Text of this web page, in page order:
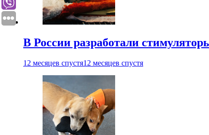
В России разработали
12 месяцев спустя12 месяцев спустя